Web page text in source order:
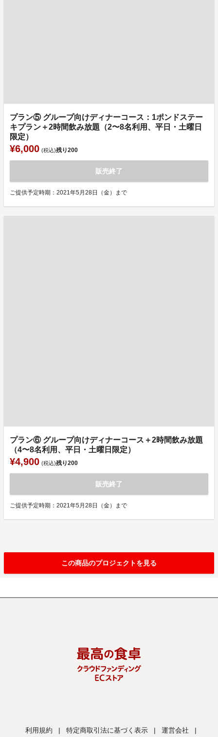
プラン⑤ グループ向けディナーコース：1ポンドステー
キプラン＋2時間飲み放題（2〜8名利用、平日・土曜日
限定）
¥6,000 (税込)残り200
販売終了
ご提供予定時期：2021年5月28日（金）まで
プラン⑥ グループ向けディナーコース＋2時間飲み放題
（4〜8名利用、平日・土曜日限定）
¥4,900 (税込)残り200
販売終了
ご提供予定時期：2021年5月28日（金）まで
この商品のプロジェクトを見る
利用規約 | 特定商取引法に基づく表示 | 運営会社 |